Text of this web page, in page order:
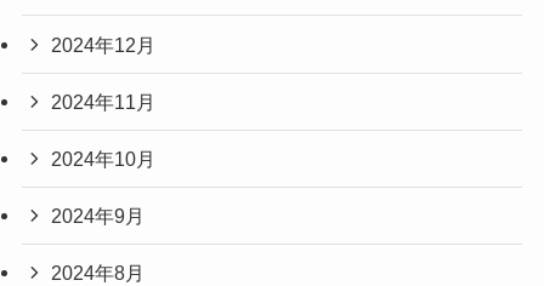
2024年12月
2024年11月
2024年10月
2024年9月
2024年8月